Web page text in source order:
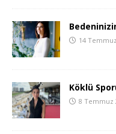
14
Köklü
8 Temmuz